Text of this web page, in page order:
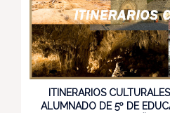
ITINERARIOS
ALUMNADO DE 5º DE